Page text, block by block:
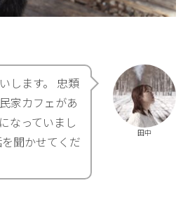
田中
します。 忠類
家カフェがあ
なっていまし
聞かせてくだ